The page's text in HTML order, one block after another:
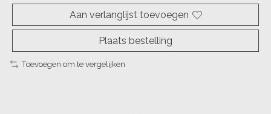
Aan verlanglijst toevoegen
Plaats bestelling
Toevoegen om te vergelijken